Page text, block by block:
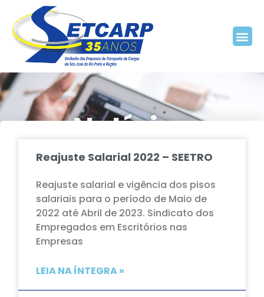
Notícias
Home Blog
Reajuste Salarial 2022 – SEETRO
Reajuste salarial e vigência dos pisos
salariais para o período de Maio de
2022 até Abril de 2023. Sindicato dos
Empregados em Escritórios nas
Empresas
LEIA NA ÍNTEGRA »